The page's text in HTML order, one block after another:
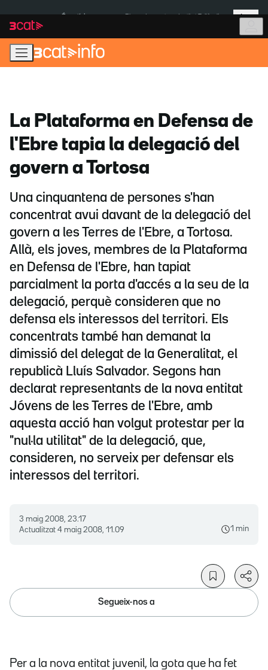
navegació
principal
contingut
Més
La Plataforma en Defensa de
l'Ebre tapia la delegació del
govern a Tortosa
Una cinquantena de persones s'han
concentrat avui davant de la delegació del
govern a les Terres de l'Ebre, a Tortosa.
Allà, els joves, membres de la Plataforma
en Defensa de l'Ebre, han tapiat
parcialment la porta d'accés a la seu de la
delegació, perquè consideren que no
defensa els interessos del territori. Els
concentrats també han demanat la
dimissió del delegat de la Generalitat, el
republicà Lluís Salvador. Segons han
declarat representants de la nova entitat
Jóvens de les Terres de l'Ebre, amb
aquesta acció han volgut protestar per la
"nul·la utilitat" de la delegació, que,
consideren, no serveix per defensar els
interessos del territori.
3 maig 2008, 23.17
Actualitzat 4 maig 2008, 11.09 1 min
Segueix-nos a
Per a la nova entitat juvenil, la gota que ha fet